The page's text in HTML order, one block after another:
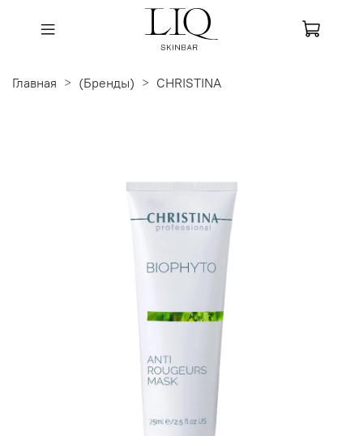
Главная (Бренды) CHRISTINA